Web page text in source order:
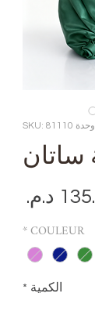
وحدة SKU: 81110
ساتان
COULEUR
*
الكمية *